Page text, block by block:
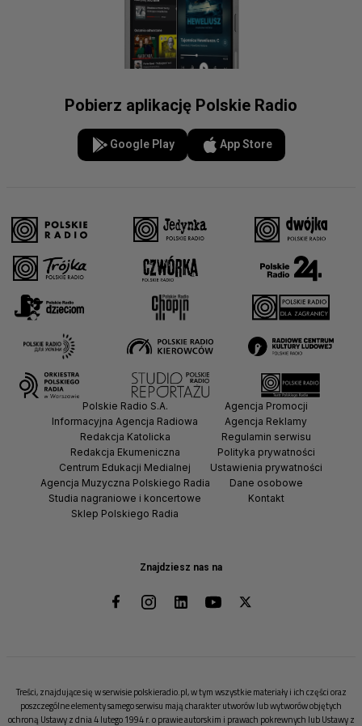
Pobierz aplikację Polskie Radio
Google Play App Store
Znajdziesz nas na
Polskie Radio S.A.
Informacyjna Agencja Radiowa
Redakcja Katolicka
Redakcja Ekumeniczna
Centrum Edukacji Medialnej
Agencja Muzyczna Polskiego Radia
Studia nagraniowe i koncertowe
Sklep Polskiego Radia
Agencja Promocji
Agencja Reklamy
Regulamin serwisu
Polityka prywatności
Ustawienia prywatności
Dane osobowe
Kontakt
Treści, znajdujące się w serwisie polskieradio.pl, w tym wszystkie materiały i ich części oraz
poszczególne elementy samego serwisu mają charakter utworów lub wytworów objętych
ochroną Ustawy z dnia 4 lutego 1994 r. o prawie autorskim i prawach pokrewnych lub Ustawy z